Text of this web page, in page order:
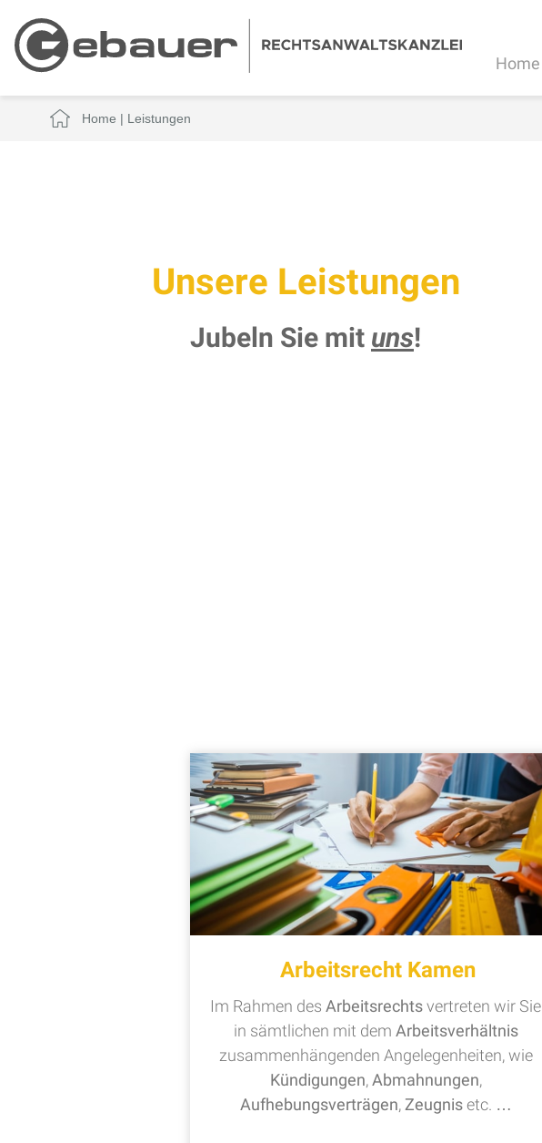
Home
Home | Leistungen
Unsere Leistungen
Jubeln Sie mit uns!
Arbeitsrecht Kamen
Im Rahmen desArbeitsrechtsvertreten wir Sie
in sämtlichen mit dem Arbeitsverhältnis
zusammenhängenden Angelegenheiten, wie
Kündigungen,Abmahnungen,
Aufhebungsverträgen, Zeugnisetc. …